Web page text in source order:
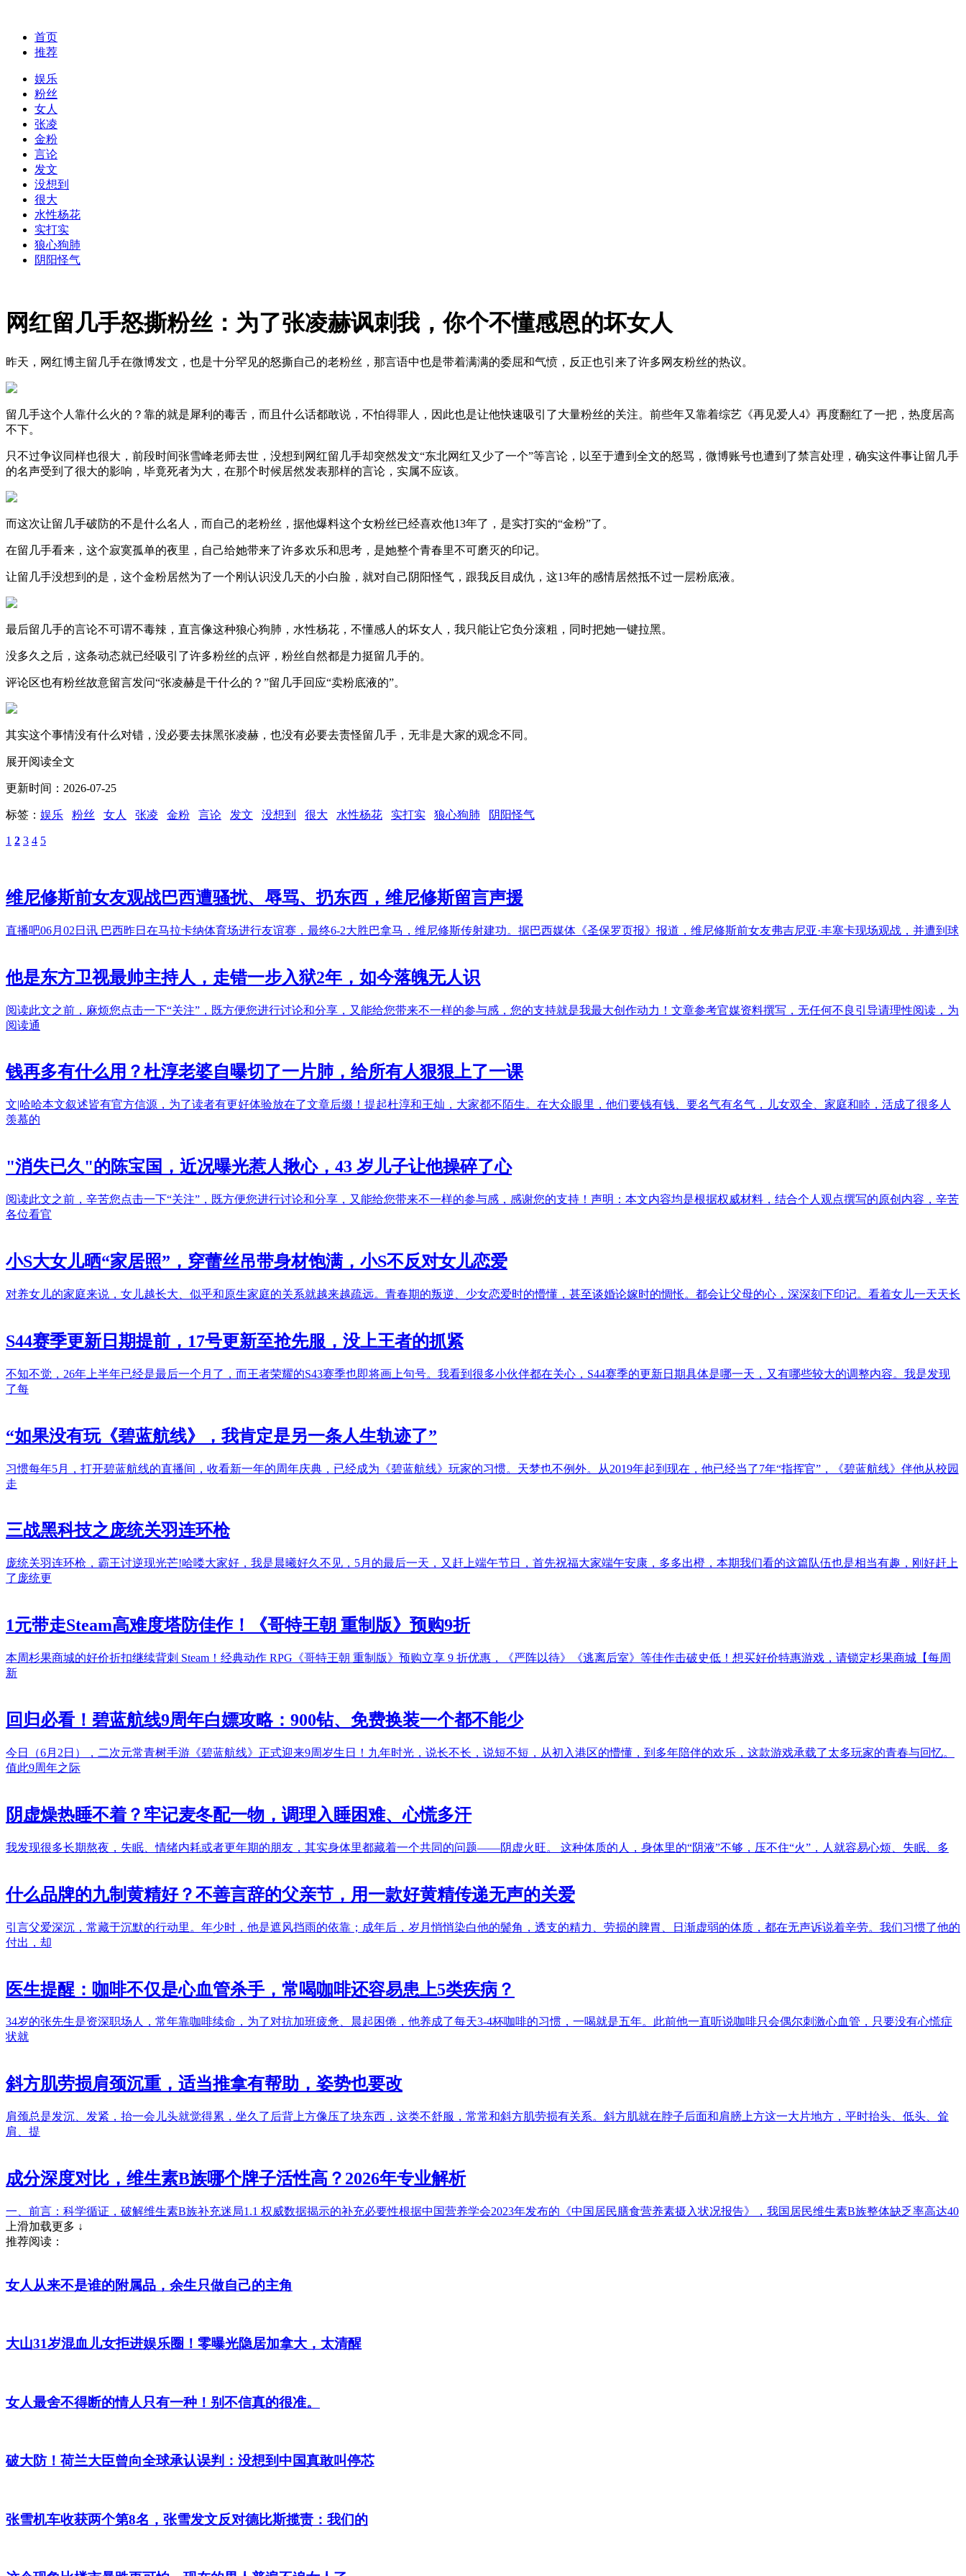
首页
推荐
娱乐
粉丝
女人
张凌
金粉
言论
发文
没想到
很大
水性杨花
实打实
狼心狗肺
阴阳怪气
网红留几手怒撕粉丝：为了张凌赫讽刺我，你个不懂感恩的坏女人
昨天，网红博主留几手在微博发文，也是十分罕见的怒撕自己的老粉丝，那言语中也是带着满满的委屈和气愤，反正也引来了许多网友粉丝的热议。
留几手这个人靠什么火的？靠的就是犀利的毒舌，而且什么话都敢说，不怕得罪人，因此也是让他快速吸引了大量粉丝的关注。前些年又靠着综艺《再见爱人4》再度翻红了一把，热度居高
不下。
只不过争议同样也很大，前段时间张雪峰老师去世，没想到网红留几手却突然发文“东北网红又少了一个”等言论，以至于遭到全文的怒骂，微博账号也遭到了禁言处理，确实这件事让留几手
的名声受到了很大的影响，毕竟死者为大，在那个时候居然发表那样的言论，实属不应该。
而这次让留几手破防的不是什么名人，而自己的老粉丝，据他爆料这个女粉丝已经喜欢他13年了，是实打实的“金粉”了。
在留几手看来，这个寂寞孤单的夜里，自己给她带来了许多欢乐和思考，是她整个青春里不可磨灭的印记。
让留几手没想到的是，这个金粉居然为了一个刚认识没几天的小白脸，就对自己阴阳怪气，跟我反目成仇，这13年的感情居然抵不过一层粉底液。
最后留几手的言论不可谓不毒辣，直言像这种狼心狗肺，水性杨花，不懂感人的坏女人，我只能让它负分滚粗，同时把她一键拉黑。
没多久之后，这条动态就已经吸引了许多粉丝的点评，粉丝自然都是力挺留几手的。
评论区也有粉丝故意留言发问“张凌赫是干什么的？”留几手回应“卖粉底液的”。
其实这个事情没有什么对错，没必要去抹黑张凌赫，也没有必要去责怪留几手，无非是大家的观念不同。
展开阅读全文
更新时间：2026-07-25
标签： 娱乐 粉丝 女人 张凌 金粉 言论 发文 没想到 很大 水性杨花 实打实 狼心狗肺 阴阳怪气
1 2 3 4 5
维尼修斯前女友观战巴西遭骚扰、辱骂、扔东西，维尼修斯留言声援
直播吧06月02日讯 巴西昨日在马拉卡纳体育场进行友谊赛，最终6-2大胜巴拿马，维尼修斯传射建功。据巴西媒体《圣保罗页报》报道，维尼修斯前女友弗吉尼亚·丰塞卡现场观战，并遭到球
他是东方卫视最帅主持人，走错一步入狱2年，如今落魄无人识
阅读此文之前，麻烦您点击一下“关注”，既方便您进行讨论和分享，又能给您带来不一样的参与感，您的支持就是我最大创作动力！文章参考官媒资料撰写，无任何不良引导请理性阅读，为
阅读通
钱再多有什么用？杜淳老婆自曝切了一片肺，给所有人狠狠上了一课
文|哈哈本文叙述皆有官方信源，为了读者有更好体验放在了文章后缀！提起杜淳和王灿，大家都不陌生。在大众眼里，他们要钱有钱、要名气有名气，儿女双全、家庭和睦，活成了很多人
羡慕的
"消失已久"的陈宝国，近况曝光惹人揪心，43 岁儿子让他操碎了心
阅读此文之前，辛苦您点击一下“关注”，既方便您进行讨论和分享，又能给您带来不一样的参与感，感谢您的支持！声明：本文内容均是根据权威材料，结合个人观点撰写的原创内容，辛苦
各位看官
小S大女儿晒“家居照”，穿蕾丝吊带身材饱满，小S不反对女儿恋爱
对养女儿的家庭来说，女儿越长大、似乎和原生家庭的关系就越来越疏远。青春期的叛逆、少女恋爱时的懵懂，甚至谈婚论嫁时的惆怅。都会让父母的心，深深刻下印记。看着女儿一天天长
S44赛季更新日期提前，17号更新至抢先服，没上王者的抓紧
不知不觉，26年上半年已经是最后一个月了，而王者荣耀的S43赛季也即将画上句号。我看到很多小伙伴都在关心，S44赛季的更新日期具体是哪一天，又有哪些较大的调整内容。我是发现
了每
“如果没有玩《碧蓝航线》，我肯定是另一条人生轨迹了”
习惯每年5月，打开碧蓝航线的直播间，收看新一年的周年庆典，已经成为《碧蓝航线》玩家的习惯。天梦也不例外。从2019年起到现在，他已经当了7年“指挥官”，《碧蓝航线》伴他从校园
走
三战黑科技之庞统关羽连环枪
庞统关羽连环枪，霸王讨逆现光芒!哈喽大家好，我是晨曦好久不见，5月的最后一天，又赶上端午节日，首先祝福大家端午安康，多多出橙，本期我们看的这篇队伍也是相当有趣，刚好赶上
了庞统更
1元带走Steam高难度塔防佳作！《哥特王朝 重制版》预购9折
本周杉果商城的好价折扣继续背刺 Steam！经典动作 RPG《哥特王朝 重制版》预购立享 9 折优惠，《严阵以待》《逃离后室》等佳作击破史低！想买好价特惠游戏，请锁定杉果商城【每周
新
回归必看！碧蓝航线9周年白嫖攻略：900钻、免费换装一个都不能少
今日（6月2日），二次元常青树手游《碧蓝航线》正式迎来9周岁生日！九年时光，说长不长，说短不短，从初入港区的懵懂，到多年陪伴的欢乐，这款游戏承载了太多玩家的青春与回忆。
值此9周年之际
阴虚燥热睡不着？牢记麦冬配一物，调理入睡困难、心慌多汗
我发现很多长期熬夜，失眠、情绪内耗或者更年期的朋友，其实身体里都藏着一个共同的问题——阴虚火旺。 这种体质的人，身体里的“阴液”不够，压不住“火”，人就容易心烦、失眠、多
什么品牌的九制黄精好？不善言辞的父亲节，用一款好黄精传递无声的关爱
引言父爱深沉，常藏于沉默的行动里。年少时，他是遮风挡雨的依靠；成年后，岁月悄悄染白他的鬓角，透支的精力、劳损的脾胃、日渐虚弱的体质，都在无声诉说着辛劳。我们习惯了他的
付出，却
医生提醒：咖啡不仅是心血管杀手，常喝咖啡还容易患上5类疾病？
34岁的张先生是资深职场人，常年靠咖啡续命，为了对抗加班疲惫、晨起困倦，他养成了每天3-4杯咖啡的习惯，一喝就是五年。此前他一直听说咖啡只会偶尔刺激心血管，只要没有心慌症
状就
斜方肌劳损肩颈沉重，适当推拿有帮助，姿势也要改
肩颈总是发沉、发紧，抬一会儿头就觉得累，坐久了后背上方像压了块东西，这类不舒服，常常和斜方肌劳损有关系。斜方肌就在脖子后面和肩膀上方这一大片地方，平时抬头、低头、耸
肩、提
成分深度对比，维生素B族哪个牌子活性高？2026年专业解析
一、前言：科学循证，破解维生素B族补充迷局1.1 权威数据揭示的补充必要性根据中国营养学会2023年发布的《中国居民膳食营养素摄入状况报告》，我国居民维生素B族整体缺乏率高达40
上滑加载更多 ↓
推荐阅读：
女人从来不是谁的附属品，余生只做自己的主角
大山31岁混血儿女拒进娱乐圈！零曝光隐居加拿大，太清醒
女人最舍不得断的情人只有一种！别不信真的很准。
破大防！荷兰大臣曾向全球承认误判：没想到中国真敢叫停芯
张雪机车收获两个第8名，张雪发文反对德比斯揽责：我们的